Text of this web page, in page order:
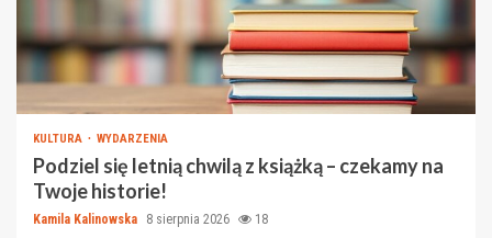
KULTURA WYDARZENIA
Podziel się letnią chwilą z książką – czekamy na
Twoje historie!
Kamila Kalinowska 8 sierpnia 2026 18